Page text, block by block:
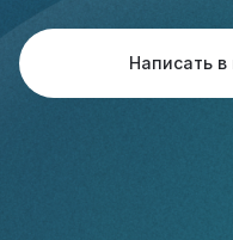
Написать